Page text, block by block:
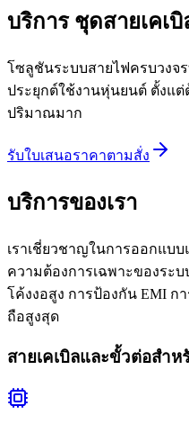
บริการ ชุดสายเคเบิ
โซลูชันระบบสายไฟครบวงจ
ประยุกต์ใช้งานหุ่นยนต์ ตั้งแ
ปริมาณมาก
รับใบเสนอราคาตามสั่ง
บริการของเรา
เราเชี่ยวชาญในการออกแบ
ความต้องการเฉพาะของระ
โค้งงอสูง การป้องกัน EMI ก
ถือสูงสุด
สายเคเบิลและขั้วต่อสำ